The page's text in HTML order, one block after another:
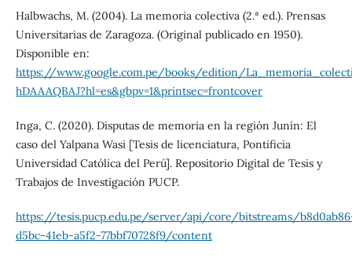
Halbwachs, M. (2004). La memoria colectiva (2.ª ed.). Prensas
Universitarias de Zaragoza. (Original publicado en 1950).
Disponible en:
https://www.google.com.pe/books/edition/
hDAAAQBAJ?hl=es&gbpv=1&printsec=frontcover
Inga, C. (2020). Disputas de memoria en la región Junín: El
caso del Yalpana Wasi [Tesis de licenciatura, Pontificia
Universidad Católica del Perú]. Repositorio Digital de Tesis y
Trabajos de Investigación PUCP.
https://tesis.pucp.edu.pe/server/api/core/bitstreams/
d5bc-41eb-a5f2-77bbf70728f9/content